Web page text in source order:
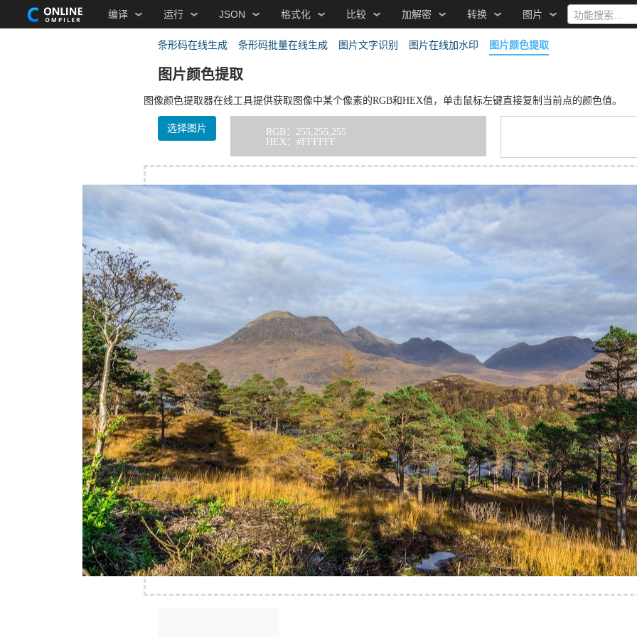
编译 运行 JSON 格式化 比较 加解密 转换 图片 功能搜索...
条形码在线生成 条形码批量在线生成 图片文字识别 图片在线加水印 图片颜色提取
图片颜色提取
图像颜色提取器在线工具提供获取图像中某个像素的RGB和HEX值，单击鼠标左键直接复制当前点的颜色值。
选择图片 RGB： 255,255,255
HEX： #FFFFFF